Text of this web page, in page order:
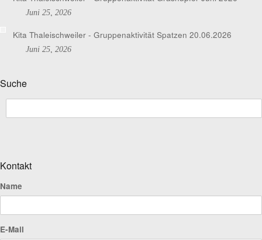
Juni 25, 2026
Kita Thaleischweiler - Gruppenaktivität Spatzen 20.06.2026
Juni 25, 2026
Suche
Kontakt
Name
E-Mail